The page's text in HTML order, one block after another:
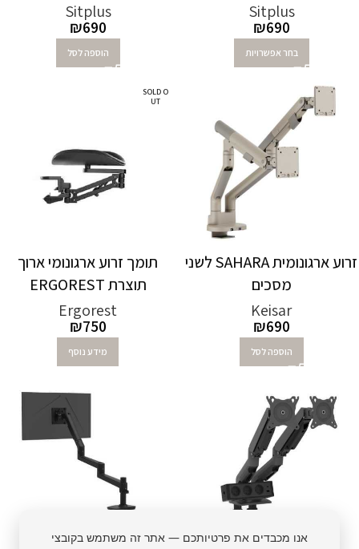
אנו מכבדים את פרטיותכם — אתר זה משתמש בקובצי
Sitplus
₪690
בחר אפשרויות
Sitplus
₪690
הוספה לסל
זרוע ארגונומית SAHARA לשני
מסכים
Keisar
₪690
הוספה לסל
SOLD O
UT
תומך זרוע ארגונומי ארוך
תוצרת ERGOREST
Ergorest
₪750
מידע נוסף